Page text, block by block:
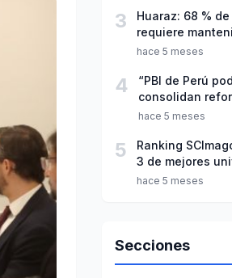
3
Huaraz: 68 %
requiere
de inicio del año
hace 5 meses
4
“PBI de Perú
consolidan
hace 5 meses
5
Ranking
3 de mejores
hace 5 meses
Secciones